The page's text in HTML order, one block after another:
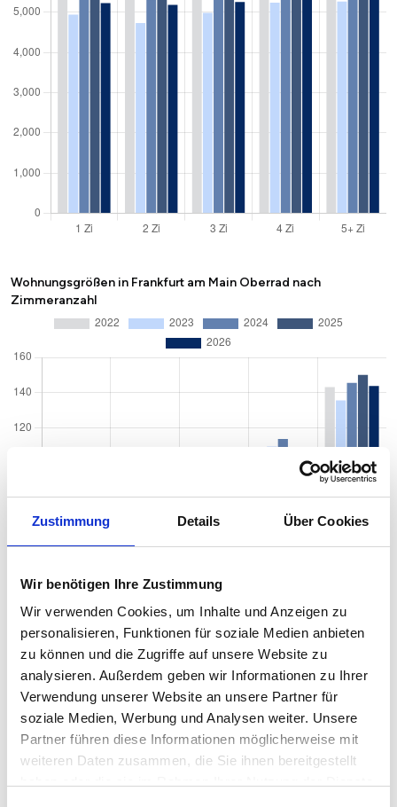
Zustimmung Details Über Cookies
Wir benötigen Ihre Zustimmung
Wir verwenden Cookies, um Inhalte und Anzeigen zu
personalisieren, Funktionen für soziale Medien anbieten
zu können und die Zugriffe auf unsere Website zu
analysieren. Außerdem geben wir Informationen zu Ihrer
Verwendung unserer Website an unsere Partner für
soziale Medien, Werbung und Analysen weiter. Unsere
Partner führen diese Informationen möglicherweise mit
weiteren Daten zusammen, die Sie ihnen bereitgestellt
Wohnungsgrößen in Frankfurt am Main Oberrad nach
Zimmeranzahl
Quadratmeterpreise in Frankfurt am Main Oberrad
für Wohnungen nach Wohnungstyp